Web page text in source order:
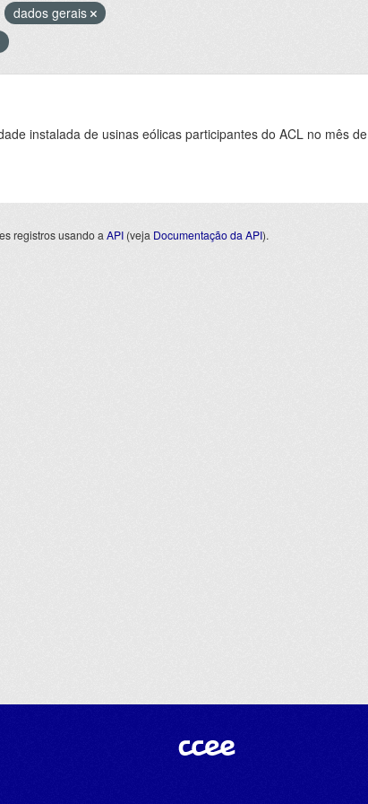
dados gerais
instalada de usinas eólicas participantes do ACL no mês de
registros usando a API (veja Documentação da API).